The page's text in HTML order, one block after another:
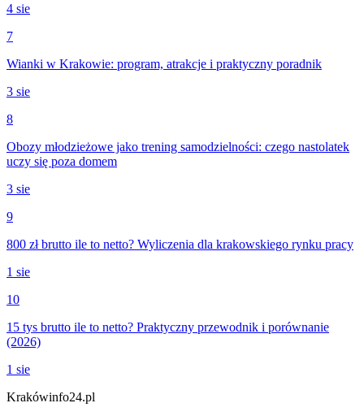
4 sie
7
Wianki w Krakowie: program, atrakcje i praktyczny poradnik
3 sie
8
Obozy młodzieżowe jako trening samodzielności: czego nastolatek
uczy się poza domem
3 sie
9
800 zł brutto ile to netto? Wyliczenia dla krakowskiego rynku pracy
1 sie
10
15 tys brutto ile to netto? Praktyczny przewodnik i porównanie
(2026)
1 sie
Krakówinfo24.pl